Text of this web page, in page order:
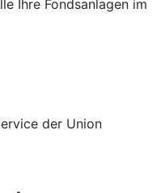
Ihre Fondsanlagen im
der Union